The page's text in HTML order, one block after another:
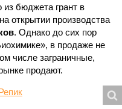
из бюджета грант в
открытии производства
. Однако до сих пор
в продаже не
числе заграничные,
продают.